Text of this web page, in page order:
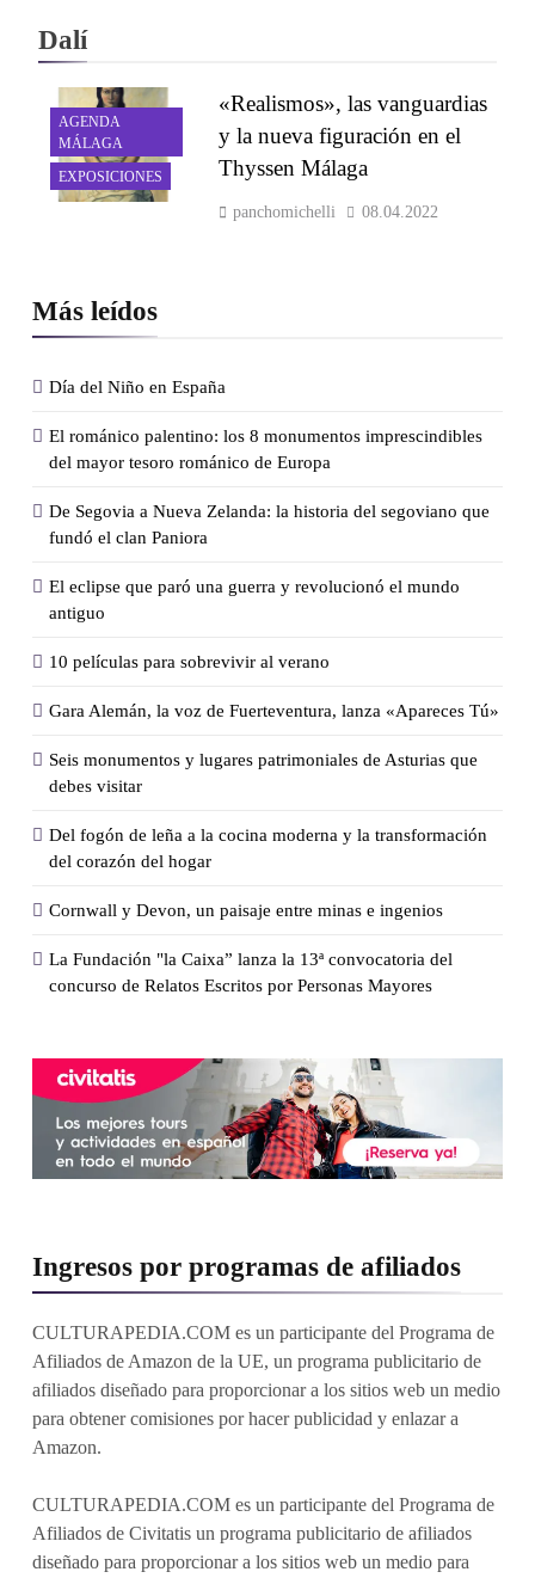
Más leídos
Día del Niño en España
El románico palentino: los 8 monumentos imprescindibles
del mayor tesoro románico de Europa
De Segovia a Nueva Zelanda: la historia del segoviano que
fundó el clan Paniora
El eclipse que paró una guerra y revolucionó el mundo
antiguo
10 películas para sobrevivir al verano
Gara Alemán, la voz de Fuerteventura, lanza «Apareces Tú»
Seis monumentos y lugares patrimoniales de Asturias que
debes visitar
Del fogón de leña a la cocina moderna y la transformación
del corazón del hogar
Cornwall y Devon, un paisaje entre minas e ingenios
La Fundación "la Caixa” lanza la 13ª convocatoria del
concurso de Relatos Escritos por Personas Mayores
Dalí
AGENDA
MÁLAGA
EXPOSICIONES
«Realismos», las vanguardias
y la nueva figuración en el
Thyssen Málaga
panchomichelli 08.04.2022
Ingresos por programas de afiliados
CULTURAPEDIA.COM es un participante del Programa de
Afiliados de Amazon de la UE, un programa publicitario de
afiliados diseñado para proporcionar a los sitios web un medio
para obtener comisiones por hacer publicidad y enlazar a
Amazon.
CULTURAPEDIA.COM es un participante del Programa de
Afiliados de Civitatis un programa publicitario de afiliados
diseñado para proporcionar a los sitios web un medio para